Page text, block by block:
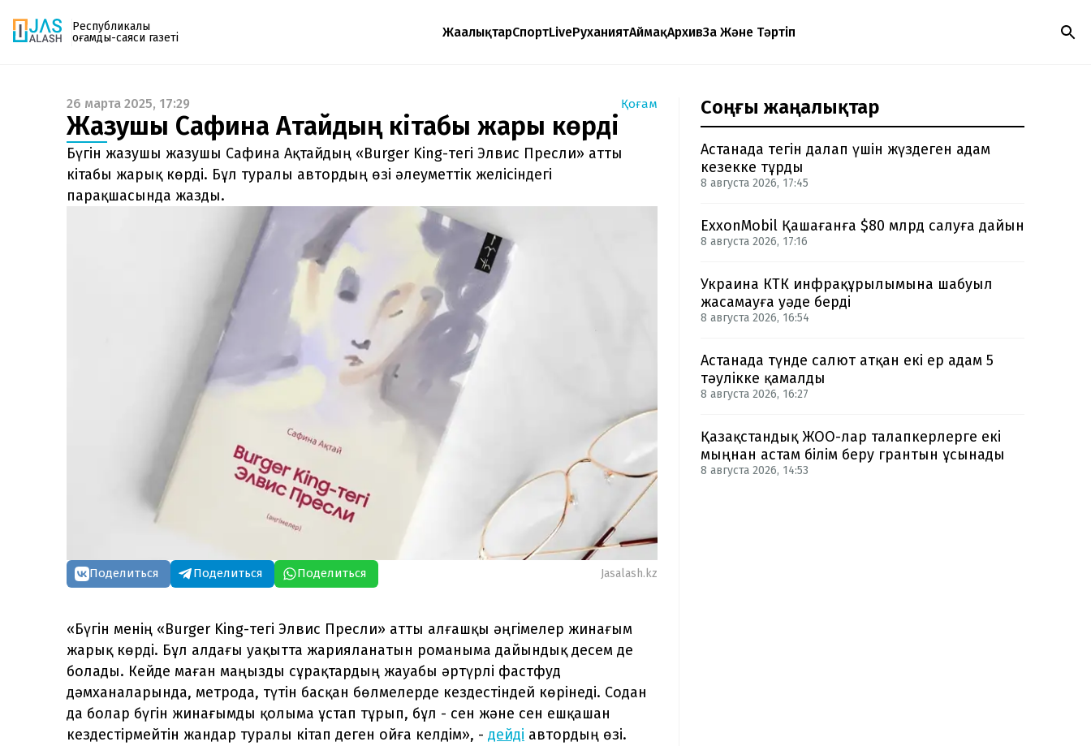
Республикалық
қоғамдық-саяси газеті
ЖаңалықтарСпортLiveРуханиятАймақАрхивЗаң Және Тәртіп
Газетке жазылу
PDF форматтағы газетті ай сайын электронды
поштаңызға алып отырыңыз. Жаңа нөмір
шыққан сәтте сізге бірден жіберіледі. Тек email
енгізіңіз, біз қалғанын өзіміз жібереміз.
26 марта 2025, 17:29 Қоғам
Жазушы Сафина Ақтайдың кітабы жарық көрді
Бүгін жазушы жазушы Сафина Ақтайдың «Burger King-тегі Элвис Пресли» атты
кітабы жарық көрді. Бұл туралы автордың өзі әлеуметтік желісіндегі
парақшасында жазды.
Поделиться Поделиться Поделиться Jasalash.kz
«Бүгін менің «Burger King-тегі Элвис Пресли» атты алғашқы әңгімелер жинағым
жарық көрді. Бұл алдағы уақытта жарияланатын романыма дайындық десем де
болады. Кейде маған маңызды сұрақтардың жауабы әртүрлі фастфуд
дәмханаларында, метрода, түтін басқан бөлмелерде кездестіндей көрінеді. Содан
да болар бүгін жинағымды қолыма ұстап тұрып, бұл - сен және сен ешқашан
кездестірмейтін жандар туралы кітап деген ойға келдім», - дейді автордың өзі.
Соңғы жаңалықтар
Астанада тегін далап үшін жүздеген адам
кезекке тұрды
8 августа 2026, 17:45
ExxonMobil Қашағанға $80 млрд салуға дайын
8 августа 2026, 17:16
Украина КТК инфрақұрылымына шабуыл
жасамауға уәде берді
8 августа 2026, 16:54
Астанада түнде салют атқан екі ер адам 5
тәулікке қамалды
8 августа 2026, 16:27
Қазақстандық ЖОО-лар талапкерлерге екі
мыңнан астам білім беру грантын ұсынады
8 августа 2026, 14:53